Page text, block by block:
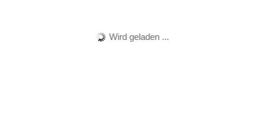
Wird geladen ...